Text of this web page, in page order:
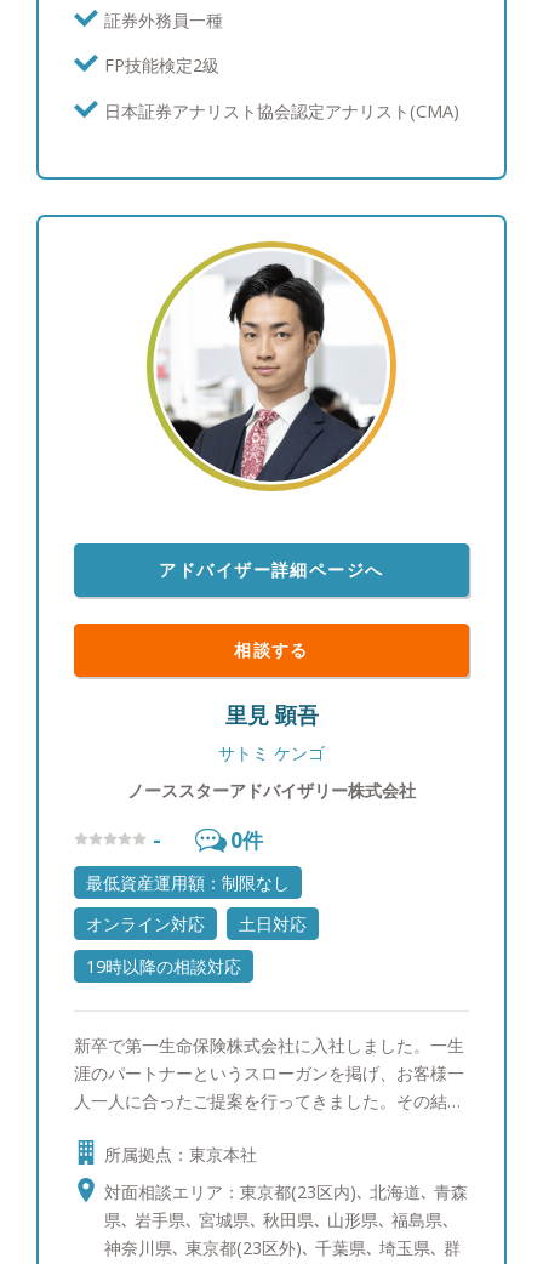
海外の最新情報を収集しています。現在ポートフォ
討中の方々にも、期待にお応え出来るサービスを提
供させて頂けることと自負しています。 【資産運
用：ポートフォリオ運用について】 富裕層の皆様
多くいただくため、個別株よりも値動きが安定的な
債券と、インデックス投信やETFの組み合わせを中
心にご提案を行い、継続的な利息とキャピタルゲイ
ンを目指すポートフォリオを構築しています。 結
果としてお客様からは、上下はあるもののご納得い
ただける運用を行えていることから、「亀井さんに
任せて良かった。」と喜んでいただけることが多い
です。 【資産運用：情報収集への取り組み】 とり
わけ債券投資の情報は一般に公開されていないもの
も多いため、週に一度海外の公的機関の一次情報を
確認し、個人でブルームバーグ端末を契約して情報
収集に努めています。商品別の過去の値動きやその
【投資教育】 私立大学でライフプランニングを教
えていた経験を通じて、富裕層のお客様のご子息、
ご令嬢に対して投資教育を実施させていただいてお
ります。 【大切にしていること】 「自分が心の底
から思っていること」をお伝えすることです。マー
ケットの状況が悲観的でもごまかすことはありませ
んし、わからない事は正直に「わからない」とお伝
げますし、駄目なものはダメと申し上げます。それ
がお客様からの信頼に繋がると思っています。
【自身のマネースタイル】 個別株ですと値動きに
一喜一憂したりと、お客様の大切な時間を自分の心
の動きに使ってしまい、もったいないと思っている
ので、基本的に収入のうち余ったお金はETFや他の
ファンドなどに積み立てています。 【出身地】 大
阪市 【家族構成】 妻と10歳、8歳の2人の子供がい
近は沖縄に行きました。マイル集めにこだわりがあ
り、60万マイルを貯めています。マイル獲得方法を
お客様にも伝えることがあります。
証券外務員一種
FP技能検定2級
日本証券アナリスト協会認定アナリスト(CMA)
アドバイザー詳細ページへ
相談する
里見 顕吾
サトミ ケンゴ
ノーススターアドバイザリー株式会社
- 0件
最低資産運用額：制限なし
オンライン対応
土日対応
19時以降の相談対応
新卒で第一生命保険株式会社に入社しました。一生
涯のパートナーというスローガンを掲げ、お客様一
人一人に合ったご提案を行ってきました。その結
の看板としてホームページにも掲載されておりまし
た。 その後総合金融代理店を創業し、ファイナン
シャルプランナーとして幅広いお客様の経済的課題
に向き合って参りました。 このような経験から資
所属拠点：東京本社
対面相談エリア：東京都(23区内)､ 北海道､ 青森
県､ 岩手県､ 宮城県､ 秋田県､ 山形県､ 福島県､
神奈川県､ 東京都(23区外)､ 千葉県､ 埼玉県､ 群